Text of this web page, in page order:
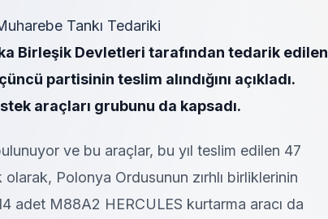
Tankı Tedariki
Birleşik Devletleri tarafından tedarik edilen
partisinin teslim alındığını açıkladı.
araçları grubunu da kapsadı.
ve bu araçlar, bu yıl teslim edilen 47
olarak, Polonya Ordusunun zırhlı birliklerinin
adet M88A2 HERCULES kurtarma aracı da